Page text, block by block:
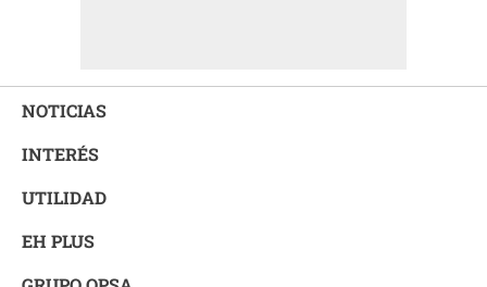
NOTICIAS
INTERÉS
UTILIDAD
EH PLUS